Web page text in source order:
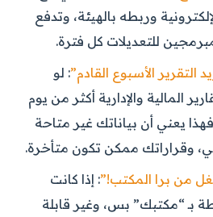
وربطه بالهيئة، وتدفع
للتعديلات كل فترة.
الأسبوع القادم”: لو
المالية والإدارية أكثر من يوم
يعني أن بياناتك غير متاحة
وقراراتك ممكن تكون متأخرة.
من برا المكتب!”: إذا كانت
بـ “مكتبك” بس، وغير قابلة